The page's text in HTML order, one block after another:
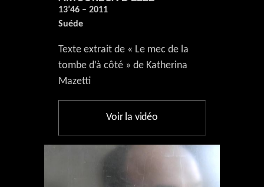
13’46 – 2011
Suéde
Texte extrait de « Le mec de la
tombe d’à côté » de Katherina
Mazetti
Voir la vidéo